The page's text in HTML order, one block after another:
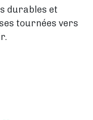
durables et
tournées vers